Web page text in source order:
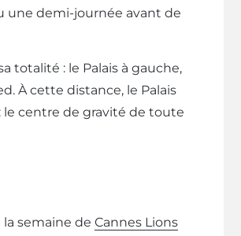
une demi-journée avant de
totalité : le Palais à gauche,
À cette distance, le Palais
le centre de gravité de toute
semaine de Cannes Lions